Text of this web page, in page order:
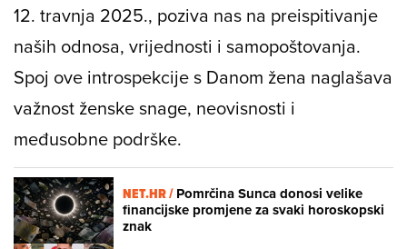
12. travnja 2025., poziva nas na preispitivanje
naših odnosa, vrijednosti i samopoštovanja.
Spoj ove introspekcije s Danom žena naglašava
važnost ženske snage, neovisnosti i
međusobne podrške.
NET.HR /Pomrčina Sunca donosi velike
financijske promjene za svaki horoskopski
znak